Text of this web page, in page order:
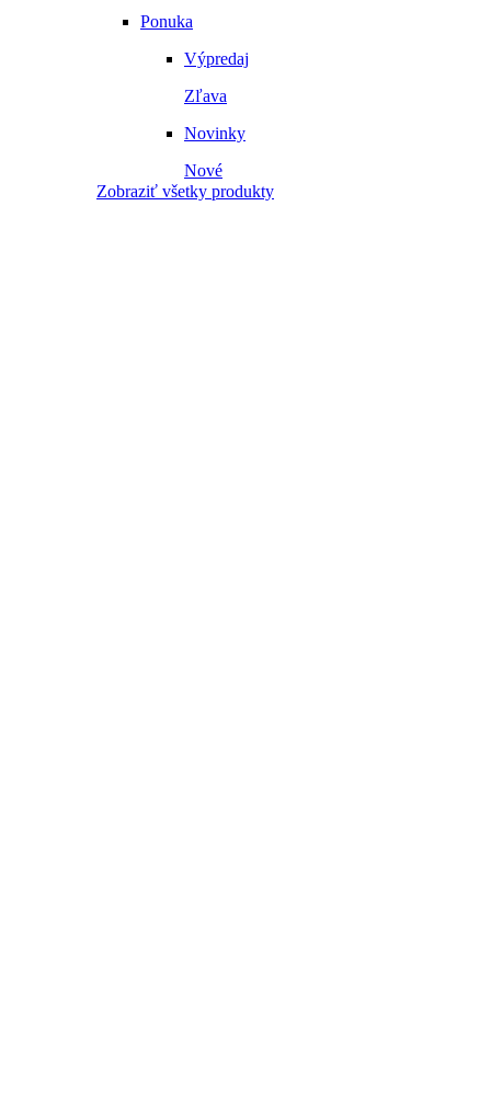
Ponuka
Výpredaj
Zľava
Novinky
Nové
Zobraziť všetky produkty